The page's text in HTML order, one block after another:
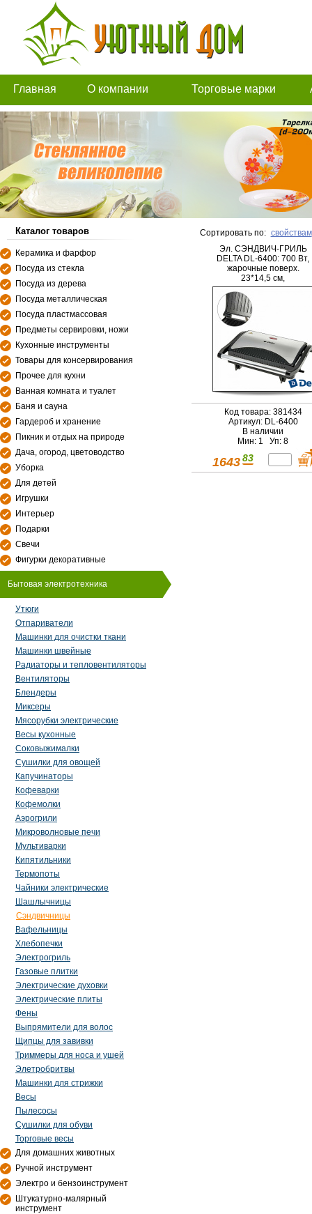
Главная О компании Торговые марки
Каталог товаров
Керамика и фарфор
Посуда из стекла
Посуда из дерева
Посуда металлическая
Посуда пластмассовая
Предметы сервировки, ножи
Кухонные инструменты
Товары для консервирования
Прочее для кухни
Ванная комната и туалет
Баня и сауна
Гардероб и хранение
Пикник и отдых на природе
Дача, огород, цветоводство
Уборка
Для детей
Игрушки
Интерьер
Подарки
Свечи
Фигурки декоративные
Бытовая электротехника
Утюги
Отпариватели
Машинки для очистки ткани
Машинки швейные
Радиаторы и тепловентиляторы
Вентиляторы
Блендеры
Миксеры
Мясорубки электрические
Весы кухонные
Соковыжималки
Сушилки для овощей
Капучинаторы
Кофеварки
Кофемолки
Аэрогрили
Микроволновые печи
Мультиварки
Кипятильники
Термопоты
Чайники электрические
Шашлычницы
Сэндвичницы
Вафельницы
Хлебопечки
Электрогриль
Газовые плитки
Электрические духовки
Электрические плиты
Фены
Выпрямители для волос
Щипцы для завивки
Триммеры для носа и ушей
Элетробритвы
Машинки для стрижки
Весы
Пылесосы
Сушилки для обуви
Торговые весы
Для домашних животных
Ручной инструмент
Электро и бензоинструмент
Штукатурно-малярный
инструмент
Сортировать по: свойствам
Эл. СЭНДВИЧ-ГРИЛЬ
DELTA DL-6400: 700 Вт,
жарочные поверх.
23*14,5 см,
антиприг.покрытие (8)
Код товара: 381434
Артикул: DL-6400
В наличии
Мин: 1 Уп: 8
1643 83